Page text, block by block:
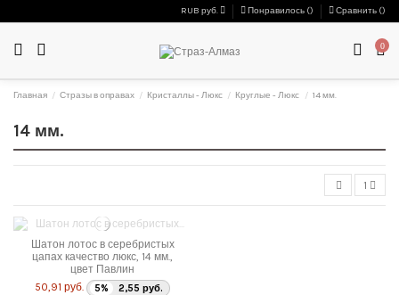
RUB руб. Понравилось () Сравнить ()
0
Главная Стразы в оправах Кристаллы - Люкс Круглые - Люкс 14 мм.
14 мм.
1
Шатон лотос в серебристых
цапах качество люкс, 14 мм.,
цвет Павлин
50,91 руб.
5% 2,55 руб.